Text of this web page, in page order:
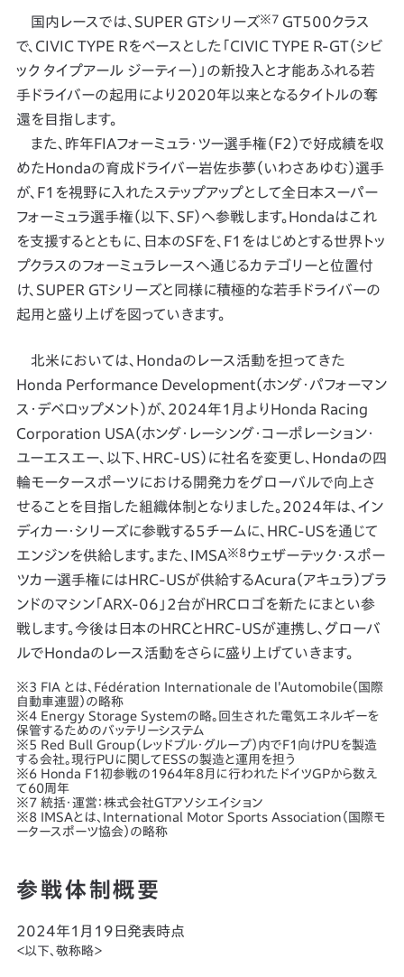
国内レースでは、SUPER GTシリーズ※7 GT500クラス
で、CIVIC TYPE Rをベースとした「CIVIC TYPE R-GT（シビ
ック タイプアール ジーティー）」の新投入と才能あふれる若
手ドライバーの起用により2020年以来となるタイトルの奪
還を目指します。
また、昨年FIAフォーミュラ・ツー選手権（F2）で好成績を収
めたHondaの育成ドライバー岩佐歩夢（いわさあゆむ）選手
が、F1を視野に入れたステップアップとして全日本スーパー
フォーミュラ選手権（以下、SF）へ参戦します。Hondaはこれ
を支援するとともに、日本のSFを、F1をはじめとする世界トッ
プクラスのフォーミュラレースへ通じるカテゴリーと位置付
け、SUPER GTシリーズと同様に積極的な若手ドライバーの
起用と盛り上げを図っていきます。
北米においては、Hondaのレース活動を担ってきた
Honda Performance Development（ホンダ・パフォーマン
ス・デベロップメント）が、2024年1月よりHonda Racing
Corporation USA（ホンダ・レーシング・コーポレーション・
ユーエスエー、以下、HRC-US）に社名を変更し、Hondaの四
輪モータースポーツにおける開発力をグローバルで向上さ
せることを目指した組織体制となりました。2024年は、イン
ディカー・シリーズに参戦する5チームに、HRC-USを通じて
エンジンを供給します。また、IMSA※8ウェザーテック・スポー
ツカー選手権にはHRC-USが供給するAcura（アキュラ）ブラ
ンドのマシン「ARX-06」2台がHRCロゴを新たにまとい参
戦します。今後は日本のHRCとHRC-USが連携し、グローバ
ルでHondaのレース活動をさらに盛り上げていきます。
※3 FIA とは、Fédération Internationale de l'Automobile（国際
自動車連盟）の略称
※4 Energy Storage Systemの略。回生された電気エネルギーを
保管するためのバッテリーシステム
※5 Red Bull Group（レッドブル・グループ）内でF1向けPUを製造
する会社。現行PUに関してESSの製造と運用を担う
※6 Honda F1初参戦の1964年8月に行われたドイツGPから数え
て60周年
※7 統括・運営：株式会社GTアソシエイション
※8 IMSAとは、International Motor Sports Association（国際モ
ータースポーツ協会）の略称
参戦体制概要
2024年1月19日発表時点
＜以下、敬称略＞